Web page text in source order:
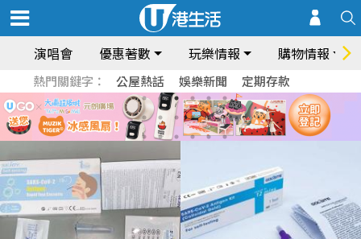
演唱會 優惠著數 玩樂情報 購物情報
熱門關鍵字： 公屋熱話 娛樂新聞 定期存款